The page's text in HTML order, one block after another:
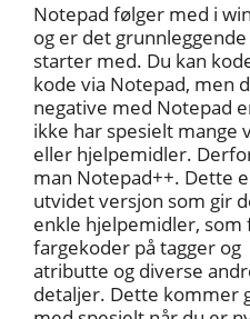
Notepad følger med i
og er det
starter med. Du kan
kode via Notepad, men
negative med Notepad
ikke har spesielt mange
eller hjelpemidler.
man Notepad++. Dette
utvidet versjon som gir
enkle hjelpemidler, som
fargekoder på tagger og
atributte og diverse
detaljer. Dette kommer